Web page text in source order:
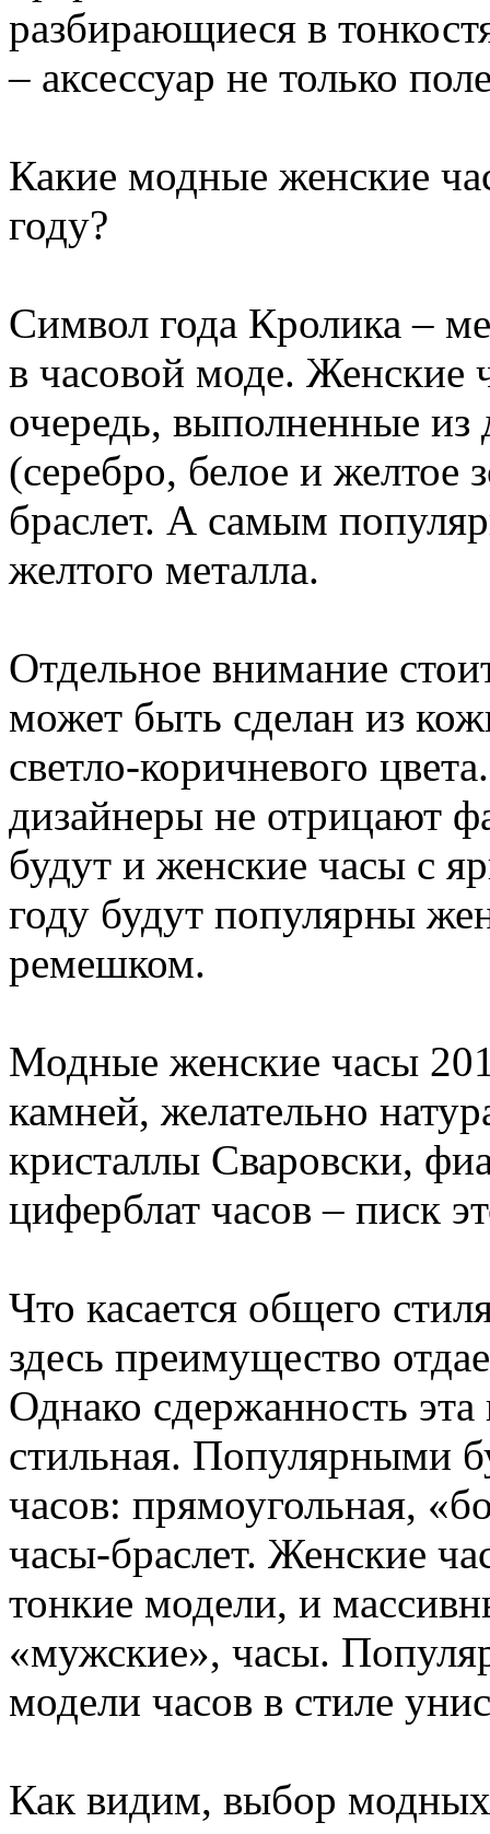
разбирающиеся в
– аксессуар не только
Какие модные женские
году?
Символ года Кролика –
в часовой моде. Женские
очередь, выполненные из
(серебро, белое и желтое
браслет. А самым
желтого металла.
Отдельное внимание
может быть сделан из
светло-коричневого
дизайнеры не отрицают
будут и женские часы с
году будут популярны
ремешком.
Модные женские часы
камней, желательно
кристаллы Сваровски,
циферблат часов – писк
Что касается общего
здесь преимущество
Однако сдержанность
стильная. Популярными
часов: прямоугольная,
часы-браслет. Женские
тонкие модели, и
«мужские», часы.
модели часов в стиле
Как видим, выбор